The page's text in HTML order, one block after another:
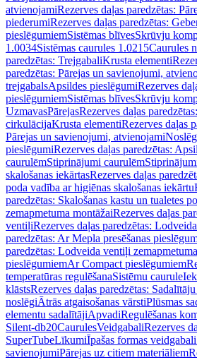
atvienojamiRezerves daļas paredzētas:
piederumiRezerves daļas paredzētas:
pieslēgumiemSistēmas blīvesSkrūvju
1.0034Sistēmas caurules 1.0215Caurules
paredzētas: TrejgabaliKrusta elementi
paredzētas: Pārejas un savienojumi,
trejgabalsApsildes pieslēgumiRezerves
pieslēgumiemSistēmas blīvesSkrūvju
UzmavasPārejasRezerves daļas
cirkulācijaKrusta elementiRezerves daļas
Pārejas un savienojumi, atvienojami
pieslēgumiRezerves daļas paredzētas:
caurulēmStiprinājumi caurulēm
skalošanas iekārtasRezerves daļas
poda vadība ar higiēnas skalošanas iekārtu
paredzētas: Skalošanas kastu un tualetes
zemapmetuma montāžaiRezerves daļas
ventiļiRezerves daļas paredzētas:
paredzētas: Ar Mepla presēšanas
paredzētas: Lodveida ventiļi
pieslēgumiemAr Compact pieslēgumiem
temperatūras regulēšanaSistēmu caurule
klāstsRezerves daļas paredzētas:
noslēgiĀtrās atgaisošanas vārstiPlūsmas
elementu sadalītājiApvadiRegulēšanas
Silent-db20CaurulesVeidgabaliRezerves
SuperTubeLīkumiĪpašas formas veidgabali
savienojumiPārejas uz citiem materiāliem